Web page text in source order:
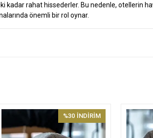
kadar rahat hissederler. Bu nedenle, otellerin
önemli bir rol oynar.
%30 İNDİRİM